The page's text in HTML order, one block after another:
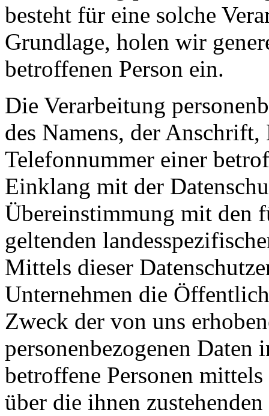
besteht für eine solche
Grundlage, holen wir
betroffenen Person ein.
Die Verarbeitung
des Namens, der
Telefonnummer einer
Einklang mit der
Übereinstimmung mit den
geltenden
Mittels dieser
Unternehmen die
Zweck der von uns
personenbezogenen
betroffene Personen
über die ihnen